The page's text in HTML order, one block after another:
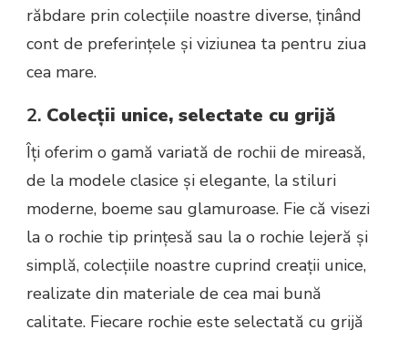
răbdare prin colecțiile noastre diverse, ținând
cont de preferințele și viziunea ta pentru ziua
cea mare.
2. Colecții unice, selectate cu grijă
Îți oferim o gamă variată de rochii de mireasă,
de la modele clasice și elegante, la stiluri
moderne, boeme sau glamuroase. Fie că visezi
la o rochie tip prințesă sau la o rochie lejeră și
simplă, colecțiile noastre cuprind creații unice,
realizate din materiale de cea mai bună
calitate. Fiecare rochie este selectată cu grijă